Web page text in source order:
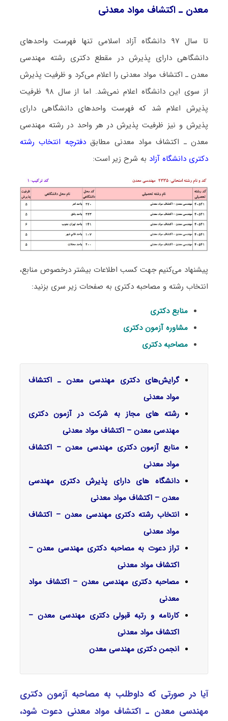
ﻣﻌﺪن ـ اﻛﺘﺸﺎف مواد معدنی
تا سال ۹۷ دانشگاه آزاد اسلامی تنها فهرست واحدهای
دانشگاهی دارای پذیرش در مقطع دکتری رشته ﻣﻬﻨﺪسی
ﻣﻌﺪن ـ اﻛﺘﺸﺎف مواد معدنی را اعلام می‌کرد و ظرفیت پذیرش
از سوی این دانشگاه اعلام نمی‌شد. اما از سال ۹۸ ظرفیت
پذیرش اعلام شد که فهرست واحدهای دانشگاهی دارای
پذیرش و نیز ظرفیت پذیرش در هر واحد در رشته ﻣﻬﻨﺪسی
ﻣﻌﺪن ـ اﻛﺘﺸﺎف مواد معدنی مطابقدفترچه انتخاب رشته
دکتری دانشگاه آزاد به شرح زیر است:
پیشنهاد می‌کنیم جهت کسب اطلاعات بیشتر درخصوص منابع،
انتخاب رشته و مصاحبه دکتری به صفحات زیر سری بزنید:
منابع دکتری
مشاوره آزمون دکتری
مصاحبه دکتری
گرایش‌های دکتری ﻣﻬﻨﺪسی ﻣﻌﺪن ـ اﻛﺘﺸﺎف
مواد معدنی
رشته های مجاز به شرکت در آزمون دکتری
مهندسی معدن – اکتشاف مواد معدنی
منابع آزمون دکتری مهندسی معدن – اکتشاف
مواد معدنی
دانشگاه های دارای پذیرش دکتری مهندسی
معدن – اکتشاف مواد معدنی
انتخاب رشته دکتری مهندسی معدن – اکتشاف
مواد معدنی
تراز دعوت به مصاحبه دکتری مهندسی معدن –
اکتشاف مواد معدنی
مصاحبه دکتری مهندسی معدن – اکتشاف مواد
معدنی
کارنامه و رتبه قبولی دکتری مهندسی معدن –
اکتشاف مواد معدنی
انجمن دکتری مهندسی معدن
آیا در صورتی که داوطلب به مصاحبه آزمون دکتری
ﻣﻬﻨﺪسی ﻣﻌﺪن ـ اﻛﺘﺸﺎف مواد معدنی دعوت شود،